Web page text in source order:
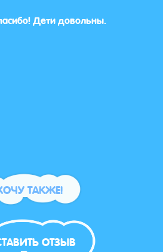
Дети довольны.
ТАКЖЕ!
ОТЗЫВ